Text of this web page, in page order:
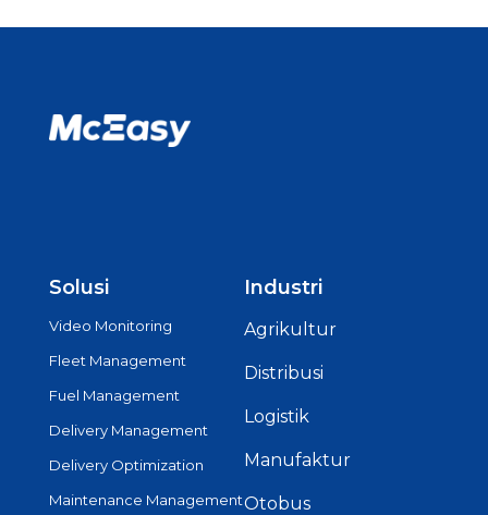
Solusi
Video Monitoring
Fleet Management
Fuel Management
Delivery Management
Delivery Optimization
Maintenance Management
Industri
Agrikultur
Distribusi
Logistik
Manufaktur
Otobus